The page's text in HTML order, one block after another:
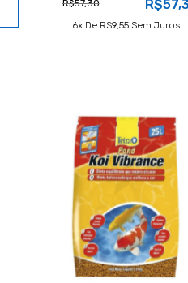
R$57,30
6X De R$9,55 Sem Juros